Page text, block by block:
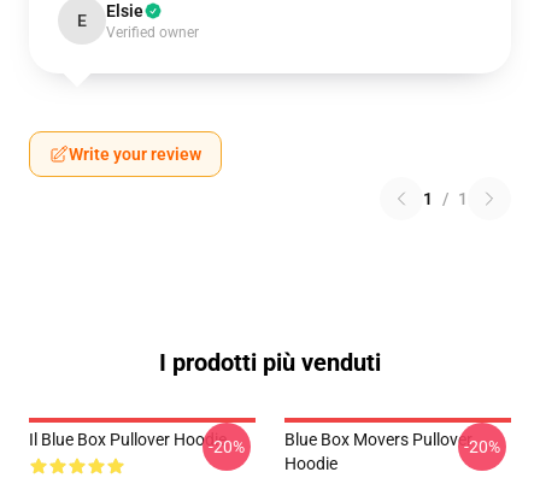
E Elsie
Verified owner
Write your review
1 / 1
I prodotti più venduti
Il Blue Box Pullover Hoodie-20%
Blue Box Movers Pullover
Hoodie
-20%